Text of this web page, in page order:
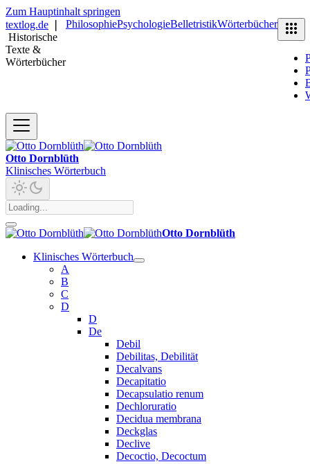
Zum Hauptinhalt springen
textlog.de
Historische
Texte &
Wörterbücher
PhilosophiePsychologieBelletristikWörterbücher
Otto Dornblüth
Klinisches Wörterbuch
Otto Dornblüth
Klinisches Wörterbuch
A
B
C
D
D
De
Debil
Debilitas, Debilität
Decalvans
Decapitatio
Decapsulatio renum
Dechloruratio
Decidua membrana
Deckglas
Declive
Decoctio, Decoctum